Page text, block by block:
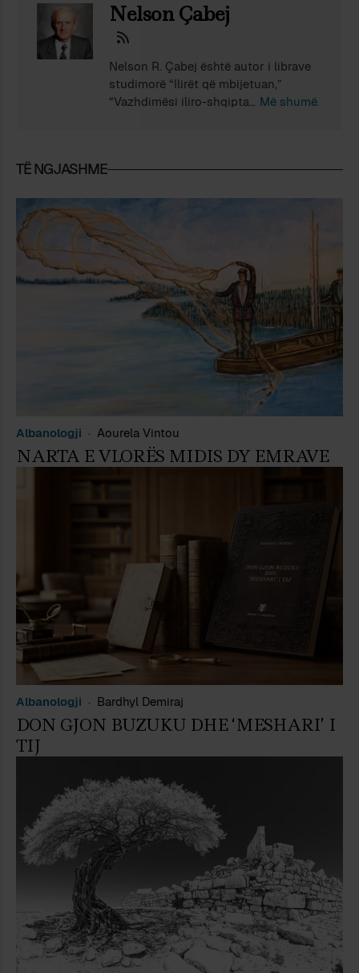
Nelson Çabej
Nelson R. Çabej është autor i librave
studimorë “Ilirët që mbijetuan,”
“Vazhdimësi iliro-shqiptare në emrat e
dhe formimi i popullit shqiptar,” dhe i
evolucionare dhe epigjenetikës.
Më shumë
TË NGJASHME
Albanologji Aourela Vintou
NARTA E VLORËS MIDIS DY EMRAVE
Albanologji Bardhyl Demiraj
DON GJON BUZUKU DHE ‘MESHARI’ I
TIJ